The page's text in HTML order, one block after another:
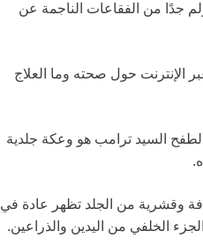
جدًا من الفقاعات الناجمة عن
لطفح السيد ترامب هو وعكة جلدية
وقشرية من الجلد تظهر عادة في
الخلفي من اليدين والذراعين.